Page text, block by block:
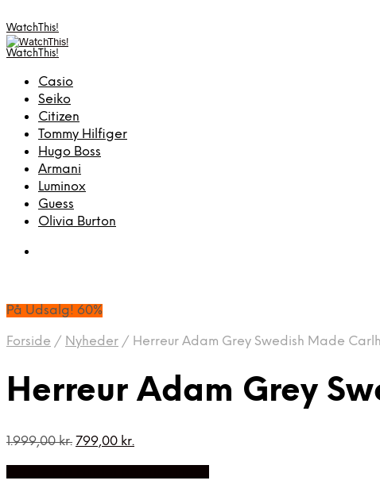
WatchThis!
WatchThis!
Casio
Seiko
Citizen
Tommy Hilfiger
Hugo Boss
Armani
Luminox
Guess
Olivia Burton
På Udsalg! 60%
Forside / Nyheder / Herreur Adam Grey Swedish Made
Herreur Adam Grey
1.999,00kr. Den
799,00 kr.